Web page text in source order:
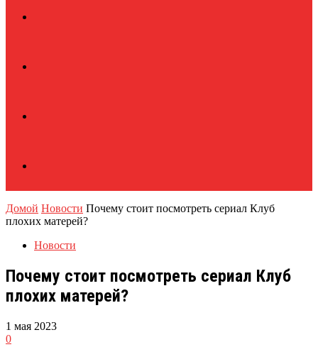
Домой Новости Почему стоит посмотреть сериал Клуб
плохих матерей?
Новости
Почему стоит посмотреть сериал Клуб
плохих матерей?
1 мая 2023
0